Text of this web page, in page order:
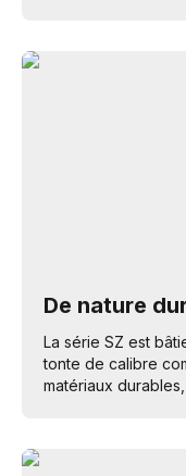
De nature
La série SZ est
tonte de calibre
matériaux